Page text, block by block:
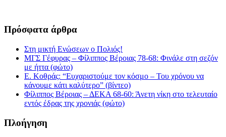
Πρόσφατα άρθρα
Στη μικτή Ενώσεων ο Πολιός!
ΜΓΣ Γέφυρας – Φίλιππος Βέροιας 78-68: Φινάλε στη σεζόν
με ήττα (φώτο)
Ε. Κοθράς: “Ευχαριστούμε τον κόσμο – Του χρόνου να
κάνουμε κάτι καλύτερο” (βίντεο)
Φίλιππος Βέροιας – ΔΕΚΑ 68-60: Άνετη νίκη στο τελευταίο
εντός έδρας της χρονιάς (φώτο)
Πλοήγηση